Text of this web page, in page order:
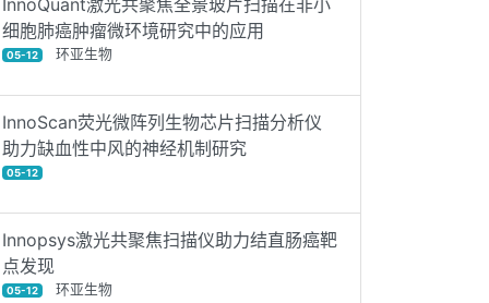
InnoQuant激光共聚焦全景玻片扫描在非小
细胞肺癌肿瘤微环境研究中的应用
05-12 环亚生物
InnoScan荧光微阵列生物芯片扫描分析仪
助力缺血性中风的神经机制研究
05-12
Innopsys激光共聚焦扫描仪助力结直肠癌靶
点发现
05-12 环亚生物